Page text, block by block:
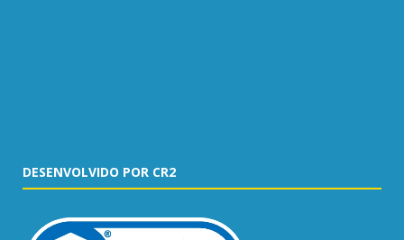
DESENVOLVIDO POR CR2